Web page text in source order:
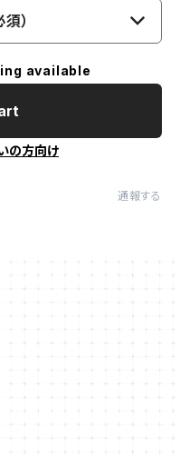
）
available
の方向け
通報する